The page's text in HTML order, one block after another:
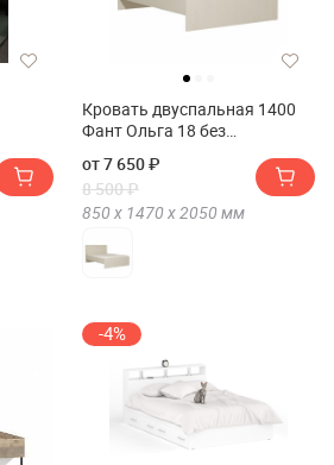
Кровать двуспальная 1400
Фант Ольга 18 без
двуспальная 1400 FANT
Ольга 18 без основания)
от 7 650 ₽
8 500 ₽
850 х 1470 х2050 мм
-4%